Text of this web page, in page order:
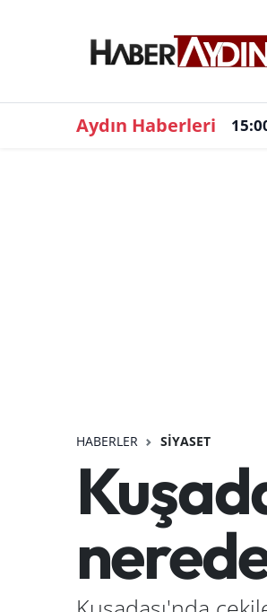
Aydın Haberleri
HABERLER SIYASET